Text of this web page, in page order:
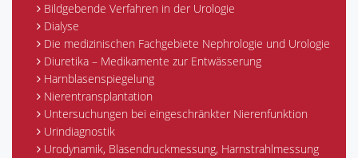
Bildgebende Verfahren in der Urologie
Dialyse
Die medizinischen Fachgebiete Nephrologie und Urologie
Diuretika – Medikamente zur Entwässerung
Harnblasenspiegelung
Nierentransplantation
Untersuchungen bei eingeschränkter Nierenfunktion
Urindiagnostik
Urodynamik, Blasendruckmessung, Harnstrahlmessung